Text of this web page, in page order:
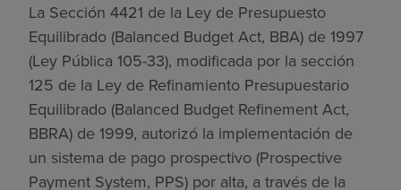
La Sección 4421 de la Ley de Presupuesto
Equilibrado (Balanced Budget Act, BBA) de 1997
(Ley Pública 105-33), modificada por la sección
125 de la Ley de Refinamiento Presupuestario
Equilibrado (Balanced Budget Refinement Act,
BBRA) de 1999, autorizó la implementación de
un sistema de pago prospectivo (Prospective
Payment System, PPS) por alta, a través de la